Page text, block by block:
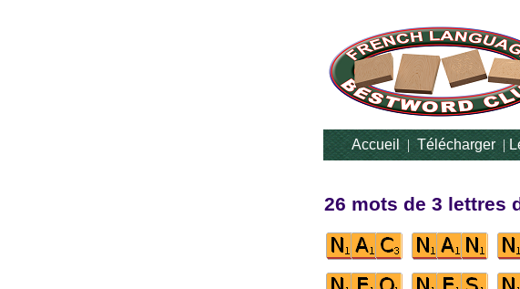
Accueil|Télécharger|
26 mots de 3 lettres